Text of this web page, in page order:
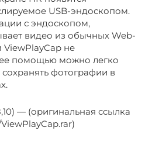
USB-эндоскопом.
с эндоскопом,
видео из обычных Web-
не
ее помощью можно легко
фотографии в
— (оригинальная ссылка